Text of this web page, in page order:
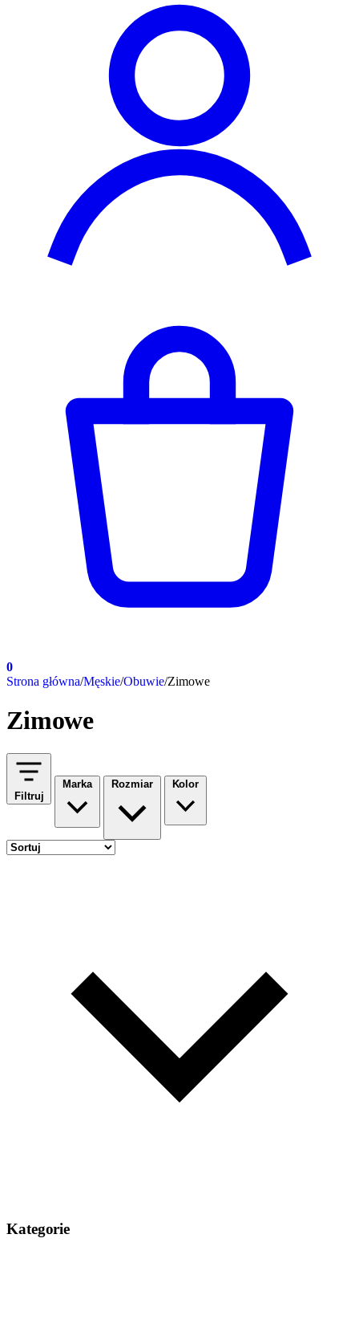
0
Strona główna/Męskie/Obuwie/Zimowe
Zimowe
Filtruj
Marka Rozmiar Kolor
Kategorie